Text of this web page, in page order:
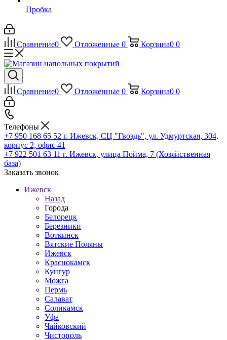
Пробка
Сравнение0 Отложенные 0 Корзина0 0
Сравнение0 Отложенные 0 Корзина0 0
Телефоны
+7 950 168 65 52 г. Ижевск, СЦ "Гвоздь", ул. Удмуртская, 304,
корпус 2, офис 41
+7 922 501 63 11 г. Ижевск, улица Пойма, 7 (Хозяйственная
база)
Заказать звонок
Ижевск
Назад
Города
Белорецк
Березники
Воткинск
Вятские Поляны
Ижевск
Краснокамск
Кунгур
Можга
Пермь
Салават
Соликамск
Уфа
Чайковский
Чистополь